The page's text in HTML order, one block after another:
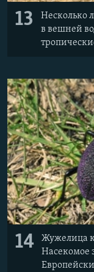
13
Несколько
в вешней
14
Жужелица
Насекомое